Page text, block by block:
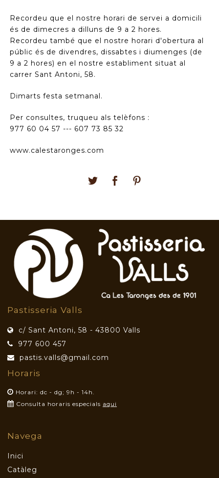
Recordeu que el nostre horari de servei a domicili
és de dimecres a dilluns de 9 a 2 hores.
Recordeu també que el nostre horari d'obertura al
públic és de divendres, dissabtes i diumenges (de
9 a 2 hores) en el nostre establiment situat al
carrer Sant Antoni, 58.
Dimarts festa setmanal.
Per consultes, truqueu als telèfons :
977 60 04 57 --- 607 73 85 32
www.calestaronges.com
Pastisseria Valls
c/ Sant Antoni, 58 - 43800 Valls
977 600 457
pastis.valls@gmail.com
Horaris
Horari: dc - dg; 9h - 14h.
Consulta horaris especials aqui
Navega
Inici
Catàleg